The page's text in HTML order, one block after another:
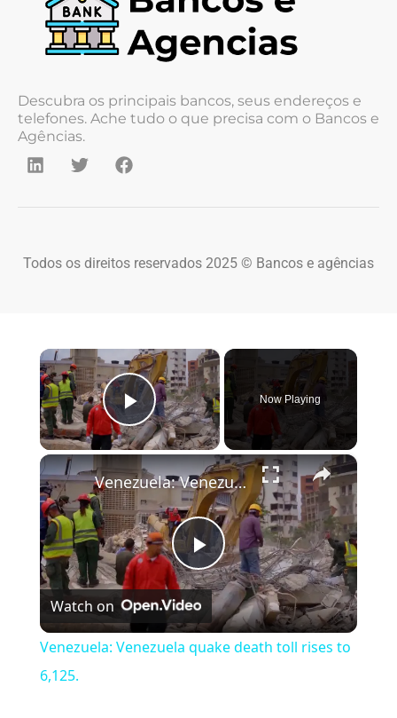
Descubra os principais bancos, seus endereços e
telefones. Ache tudo o que precisa com o Bancos e
Agências.
Todos os direitos reservados 2025 © Bancos e agências
×
Play Video
Now Playing
×
Play Video
Venezuela: Venezuela quake death toll rises to 6,125.
Watch on
Venezuela: Venezuela quake death toll rises to
6,125.